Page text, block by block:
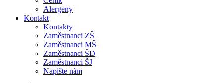
Alergeny
Kontakt
Kontakty
Zaměstnanci ZŠ
Zaměstnanci MŠ
Zaměstnanci ŠD
Zaměstnanci ŠJ
Napište nám